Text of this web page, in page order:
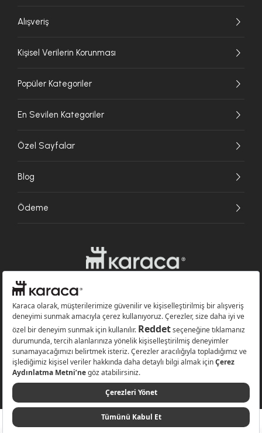
Alışveriş
Kişisel Verilerin Korunması
Popüler Kategoriler
En Sevilen Kategoriler
Özel Sayfalar
Blog
Ödeme
Websitesinde kullanılan bazı görseller yapay zekâ (AI) ile üretilmiştir.
Karaca.com © 2026 - Karaca Züccaciye A.Ş. Tüm hakları saklıdır.